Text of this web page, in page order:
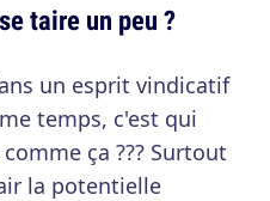
taire un peu ?
un esprit vindicatif
temps, c'est qui
ça ??? Surtout
la potentielle